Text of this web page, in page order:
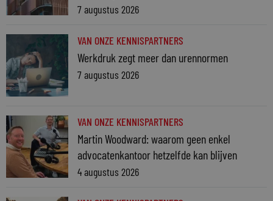
7 augustus 2026
VAN ONZE KENNISPARTNERS
Werkdruk zegt meer dan urennormen
7 augustus 2026
VAN ONZE KENNISPARTNERS
Martin Woodward: waarom geen enkel
advocatenkantoor hetzelfde kan blijven
4 augustus 2026